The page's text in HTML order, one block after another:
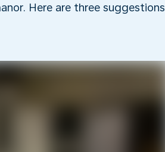
Here are three suggestions